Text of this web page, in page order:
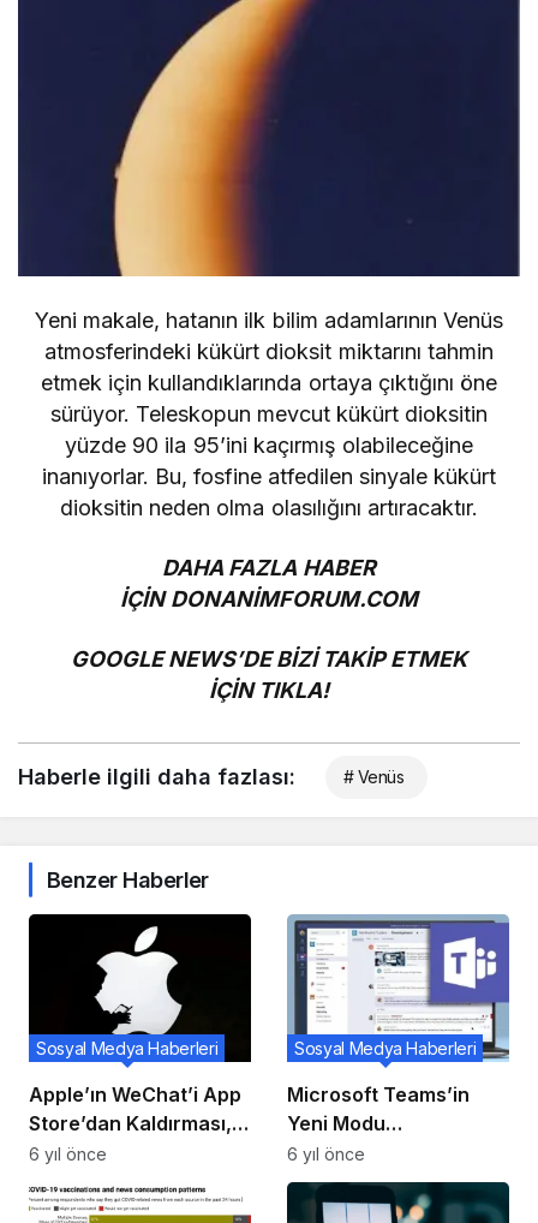
Yeni makale, hatanın ilk bilim adamlarının Venüs
atmosferindeki kükürt dioksit miktarını tahmin
etmek için kullandıklarında ortaya çıktığını öne
sürüyor. Teleskopun mevcut kükürt dioksitin
yüzde 90 ila 95’ini kaçırmış olabileceğine
inanıyorlar. Bu, fosfine atfedilen sinyale kükürt
dioksitin neden olma olasılığını artıracaktır.
DAHA FAZLA HABER
İÇİNDONANİMFORUM.COM
GOOGLE NEWS’DE BİZİ TAKİP ETMEK
İÇİN TIKLA!
Haberle ilgili daha fazlası: # Venüs
Benzer Haberler
Apple’ın WeChat’i App
Store’dan Kaldırması,
iPhone Sevkiyatlarının
Çin’de% 30 Düşmesine
Neden Olabilir: Kuo
Sosyal Medya Haberleri
6 yıl önce
Microsoft Teams’in
Yeni Modu
Kullanıcılarını
Sevindirecek!
Sosyal Medya Haberleri
6 yıl önce